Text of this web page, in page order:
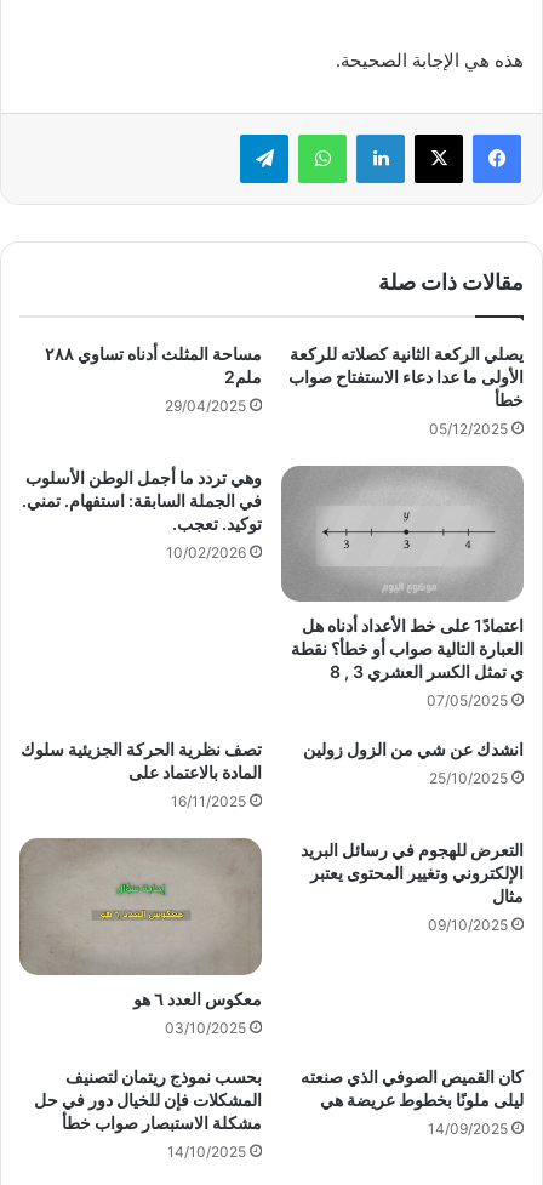
هذه هي الإجابة الصحيحة.
لينكدإن واتساب تيلقرام
مقالات ذات صلة
يصلي الركعة الثانية كصلاته للركعة
الأولى ما عدا دعاء الاستفتاح صواب
خطأ
05/12/2025
مساحة المثلث أدناه تساوي ٢٨٨
ملم2
29/04/2025
اعتمادً1 على خط الأعداد أدناه هل
العبارة التالية صواب أو خطأ؟ نقطة
ي تمثل الكسر العشري 3 , 8
07/05/2025
وهي تردد ما أجمل الوطن الأسلوب
في الجملة السابقة: استفهام. تمني.
توكيد. تعجب.
10/02/2026
انشدك عن شي من الزول زولين
25/10/2025
تصف نظرية الحركة الجزيئية سلوك
المادة بالاعتماد على
16/11/2025
التعرض للهجوم في رسائل البريد
الإلكتروني وتغيير المحتوى يعتبر
مثال
09/10/2025
معكوس العدد ٦ هو
03/10/2025
كان القميص الصوفي الذي صنعته
ليلى ملونًا بخطوط عريضة هي
14/09/2025
بحسب نموذج ريتمان لتصنيف
المشكلات فإن للخيال دور في حل
مشكلة الاستبصار صواب خطأ
14/10/2025